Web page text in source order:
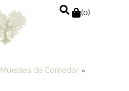
(0)
Muebles de Comedor »